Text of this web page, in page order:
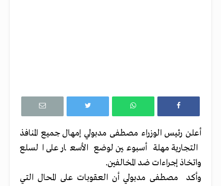
أعلن رئيس الوزراء مصطفى مدبولي إمهال جميع المنافذ
التجارية مهلة أسبوعين لوضع الأسعار على السلع
واتخاذ إجراءات ضد المخالفين.
وأكد مصطفى مدبولي أن العقوبات على المحال التي